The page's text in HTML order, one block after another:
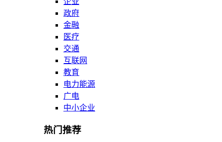
政府
金融
医疗
交通
互联网
教育
电力能源
广电
中小企业
热门推荐